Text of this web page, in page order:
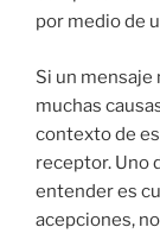
por medio de
Si un mensaje
muchas
contexto de
receptor. Uno
entender es
acepciones,